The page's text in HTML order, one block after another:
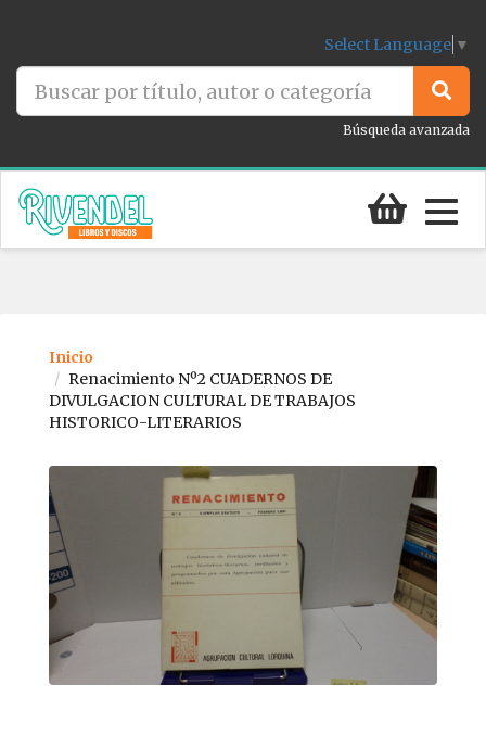
Select Language ▼
Búsqueda avanzada
Inicio
Renacimiento Nº2 CUADERNOS DE
DIVULGACION CULTURAL DE TRABAJOS
HISTORICO-LITERARIOS